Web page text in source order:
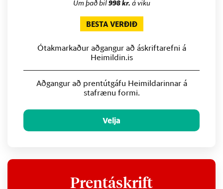
Um það bil998 kr. á viku
BESTA VERÐIÐ
Ótakmarkaður aðgangur að áskriftarefni á
Heimildin.is
Aðgangur að prentútgáfu Heimildarinnar á
stafrænu formi.
Velja
Prentáskrift